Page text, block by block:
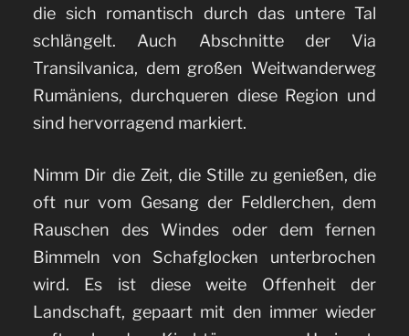
die sich romantisch durch das untere Tal
schlängelt. Auch Abschnitte der Via
Transilvanica, dem großen Weitwanderweg
Rumäniens, durchqueren diese Region und
sind hervorragend markiert.
Nimm Dir die Zeit, die Stille zu genießen, die
oft nur vom Gesang der Feldlerchen, dem
Rauschen des Windes oder dem fernen
Bimmeln von Schafglocken unterbrochen
wird. Es ist diese weite Offenheit der
Landschaft, gepaart mit den immer wieder